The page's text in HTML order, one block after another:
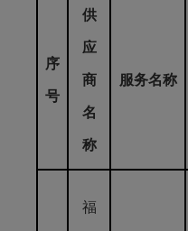
序
号
供
应
商
名
称
服务名称
福